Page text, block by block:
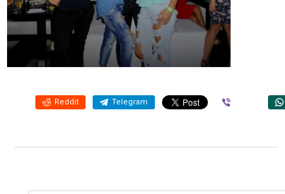
Reddit Telegram